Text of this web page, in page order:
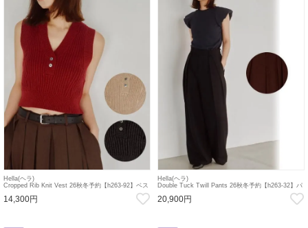
Hella(ヘラ)
Cropped Rib Knit Vest 26秋冬予約【h263-92】ベス
14,300円
Hella(ヘラ)
Double Tuck Twill Pants 26秋冬予約【h263-32】パ
20,900円